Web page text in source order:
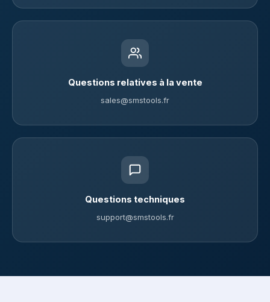
Questions relatives à la vente
sales@smstools.fr
Questions techniques
support@smstools.fr